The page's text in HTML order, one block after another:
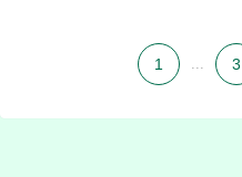
1 3